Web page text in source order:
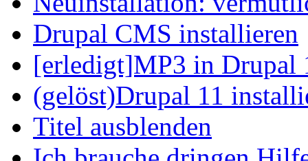
Drupal CMS installieren
[erledigt]MP3 in Drupal
(gelöst)Drupal 11
Titel ausblenden